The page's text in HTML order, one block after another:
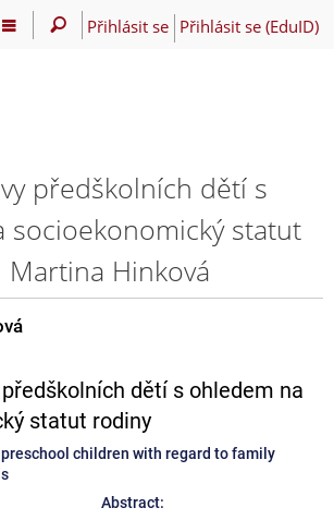
Přihlásit se Přihlásit se (EduID)
předškolních dětí s
socioekonomický statut
Martina Hinková
dětí s ohledem na
statut rodiny
children with regard to family
Abstract: